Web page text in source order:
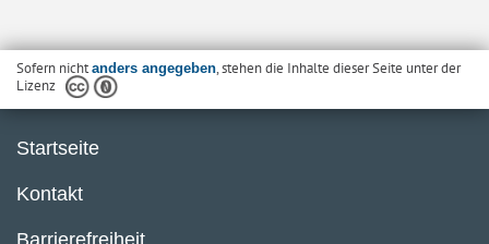
Sofern nichtanders angegeben, stehen die Inhalte dieser Seite unter der
Lizenz
Startseite
Kontakt
Barrierefreiheit